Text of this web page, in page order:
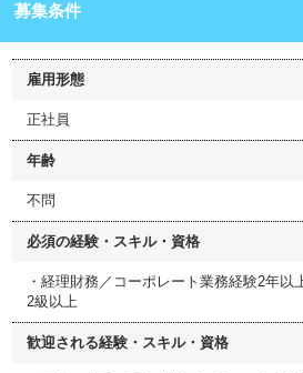
募集条件
雇用形態
正社員
年齢
不問
必須の経験・スキル・資格
・経理財務／コーポレート業務経験2年以
2級以上
歓迎される経験・スキル・資格